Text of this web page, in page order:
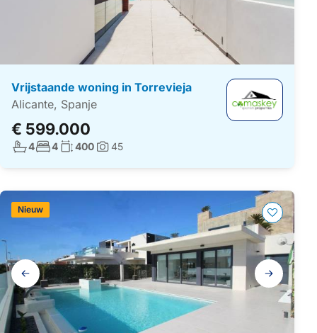
Vrijstaande woning in Torrevieja
Alicante, Spanje
€ 599.000
Aantal badkamers:
4Aantal slaapkamers:
4Woonoppervlakte:
400Foto's:
45
Galerij
navigatie
Nieuw